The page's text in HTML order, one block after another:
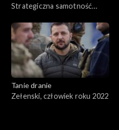
Strategiczna samotność
Tanie dranie
Zełenski, człowiek roku 2022